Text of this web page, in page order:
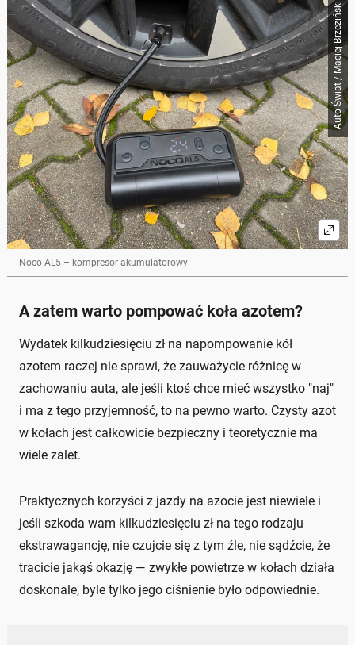
Auto Świat / Maciej Brzeziński
Noco AL5 – kompresor akumulatorowy
A zatem warto pompować koła azotem?
Wydatek kilkudziesięciu zł na napompowanie kół
azotem raczej nie sprawi, że zauważycie różnicę w
zachowaniu auta, ale jeśli ktoś chce mieć wszystko "naj"
i ma z tego przyjemność, to na pewno warto. Czysty azot
w kołach jest całkowicie bezpieczny i teoretycznie ma
wiele zalet.
Praktycznych korzyści z jazdy na azocie jest niewiele i
jeśli szkoda wam kilkudziesięciu zł na tego rodzaju
ekstrawagancję, nie czujcie się z tym źle, nie sądźcie, że
tracicie jakąś okazję — zwykłe powietrze w kołach działa
doskonale, byle tylko jego ciśnienie było odpowiednie.